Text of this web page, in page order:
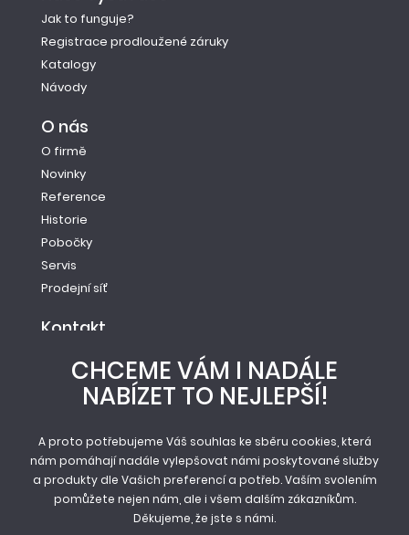
Jak to funguje?
Registrace prodloužené záruky
Katalogy
Návody
O nás
O firmě
Novinky
Reference
Historie
Pobočky
Servis
Prodejní síť
Kontakt
E-mail: info@newag.cz
Kontaktní formulář
Vestecká 104
252 41, Zlatníky - Hodkovice
CHCEME VÁM I NADÁLE
NABÍZET TO NEJLEPŠÍ!
A proto potřebujeme Váš souhlas ke sběru cookies, která
nám pomáhají nadále vylepšovat námi poskytované služby
a produkty dle Vašich preferencí a potřeb. Vaším svolením
pomůžete nejen nám, ale i všem dalším zákazníkům.
Děkujeme, že jste s námi.